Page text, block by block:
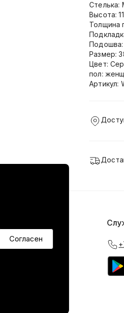
Стелька:
Высота:
Толщина
Подошва:
Размер:
Цвет:
пол:
Артикул:
Согласен
соцсетях